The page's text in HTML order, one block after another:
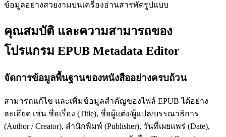
ข้อมูลอย่างสวยงามบนเครื่องอ่านสารพัดรูปแบบ
คุณสมบัติ และความสามารถของ
โปรแกรม EPUB Metadata Editor
จัดการข้อมูลพื้นฐานของหนังสืออย่างครบถ้วน
สามารถแก้ไข และเพิ่มข้อมูลสําคัญของไฟล์ EPUB ได้อย่าง
ละเอียด เช่น ชื่อเรื่อง (Title), ชื่อผู้แต่ง/ผู้แปล/บรรณาธิการ
(Author / Creator), สำนักพิมพ์ (Publisher), วันที่เผยแพร่ (Date),